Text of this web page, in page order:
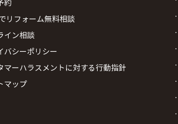
約
リフォーム無料相談
イン相談
バシーポリシー
マーハラスメントに対する行動指針
マップ